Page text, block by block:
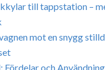
till tappstation –
mot en snygg
Fördelar och